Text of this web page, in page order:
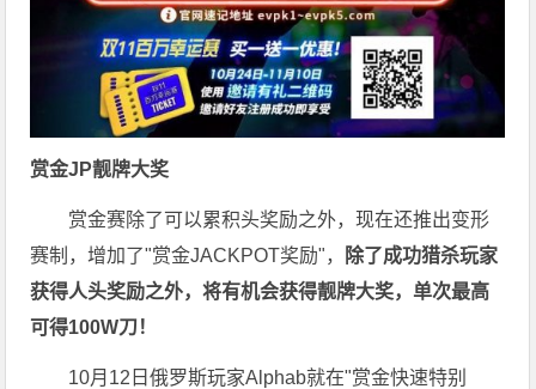
赏金JP靓牌大奖
赏金赛除了可以累积头奖励之外，现在还推出变形
赛制，增加了"赏金JACKPOT奖励"，
除了成功猎杀玩家
获得人头奖励之外，将有机会获得靓牌大奖，单次最高
可得100W刀！
10月12日俄罗斯玩家Alphab就在"赏金快速特别